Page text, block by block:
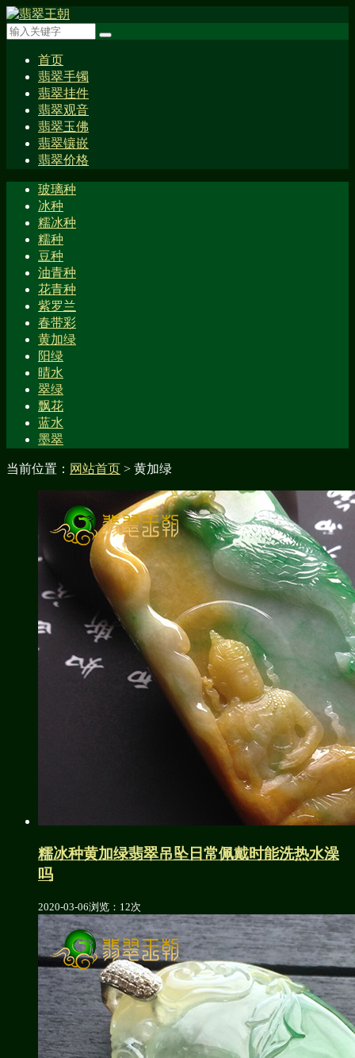
首页
翡翠手镯
翡翠挂件
翡翠观音
翡翠玉佛
翡翠镶嵌
翡翠价格
玻璃种
冰种
糯冰种
糯种
豆种
油青种
花青种
紫罗兰
春带彩
黄加绿
阳绿
晴水
翠绿
飘花
蓝水
墨翠
当前位置： 网站首页 > 黄加绿
糯冰种黄加绿翡翠吊坠日常佩戴时能洗热水澡
吗
2020-03-06浏览：12次